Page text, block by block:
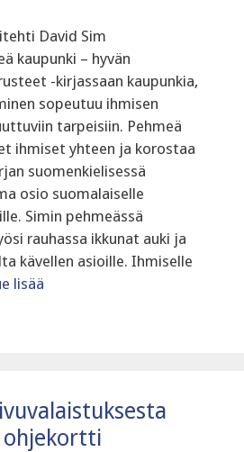
David Sim
kaupunki – hyvän
-kirjassaan kaupunkia,
sopeutuu ihmisen
tarpeisiin. Pehmeä
ihmiset yhteen ja korostaa
suomenkielisessä
osio suomalaiselle
Simin pehmeässä
rauhassa ikkunat auki ja
kävellen asioille. Ihmiselle
lisää
ohjekortti